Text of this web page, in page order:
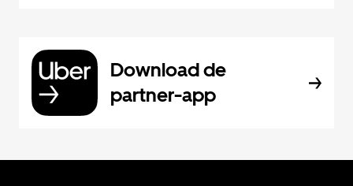
Download de
partner-app